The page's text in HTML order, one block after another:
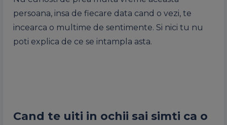
persoana, insa de fiecare data cand o vezi, te
incearca o multime de sentimente. Si nici tu nu
poti explica de ce se intampla asta.
Cand te uiti in ochii sai simti ca o